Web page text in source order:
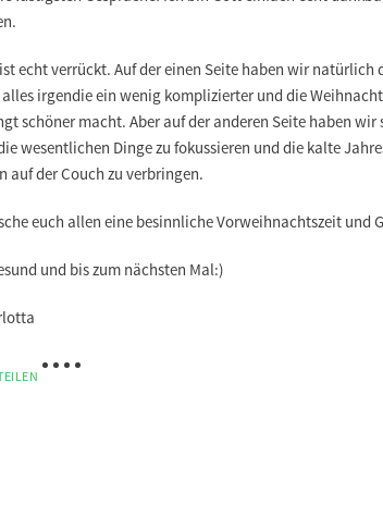
echt verrückt. Auf der einen Seite haben wir natürlich
irgendie ein wenig komplizierter und die
schöner macht. Aber auf der anderen Seite haben
wesentlichen Dinge zu fokussieren und die kalte
auf der Couch zu verbringen.
euch allen eine besinnliche Vorweihnachtszeit und
und bis zum nächsten Mal:)
Mit der